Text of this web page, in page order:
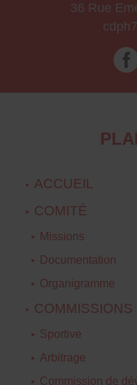
36 Rue
ACCUEIL
COMITÉ
Missions
Documentation
Organigramme
COMMISSIONS
Sportive
Arbitrage
Commission de